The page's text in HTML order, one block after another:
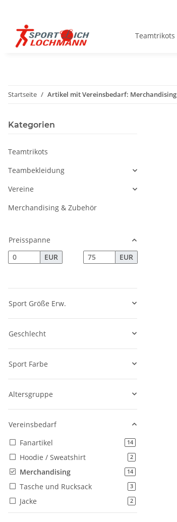
Teamtrikots
Startseite Artikel mit Vereinsbedarf: Merchandising
Kategorien
Teamtrikots
Teambekleidung
Vereine
Merchandising & Zubehör
Preisspanne
EUR
EUR
Sport Größe Erw.
Geschlecht
Sport Farbe
Altersgruppe
Vereinsbedarf
Fanartikel
14Artikel gefunden
Hoodie / Sweatshirt 2Artikel gefunden
Merchandising 14Artikel gefunden
Tasche und Rucksack 3Artikel gefunden
Jacke 2Artikel gefunden